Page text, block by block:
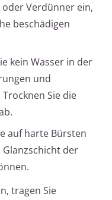
Verdünner ein,
beschädigen
kein Wasser in der
und
Sie die
auf harte Bürsten
der
tragen Sie